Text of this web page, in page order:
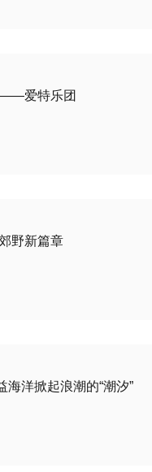
爱特乐团
野新篇章
海洋掀起浪潮的“潮汐”